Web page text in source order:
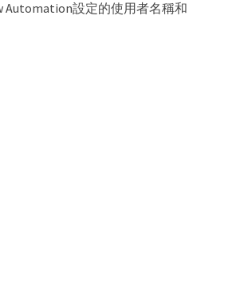
Automation設定的使用者名稱和